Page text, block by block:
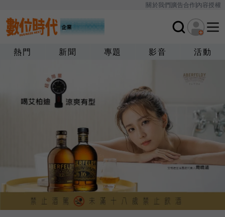
關於我們廣告合作內容授權
熱門 新聞 專題 影音 活動